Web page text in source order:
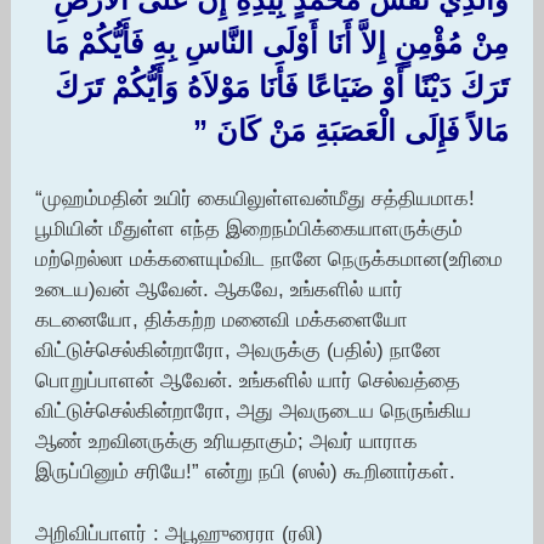
مِنْ مُؤْمِنٍ إِلاَّ أَنَا أَوْلَى النَّاسِ بِهِ فَأَيُّكُمْ مَا
تَرَكَ دَيْنًا أَوْ ضَيَاعًا فَأَنَا مَوْلاَهُ وَأَيُّكُمْ تَرَكَ
مَالاً فَإِلَى الْعَصَبَةِ مَنْ كَانَ ‏”‏ ‏
“முஹம்மதின் உயிர் கையிலுள்ளவன்மீது சத்தியமாக!
பூமியின் மீதுள்ள எந்த இறைநம்பிக்கையாளருக்கும்
மற்றெல்லா மக்களையும்விட நானே நெருக்கமான(உரிமை
உடைய)வன் ஆவேன். ஆகவே, உங்களில் யார்
கடனையோ, திக்கற்ற மனைவி மக்களையோ
விட்டுச்செல்கின்றாரோ, அவருக்கு (பதில்) நானே
பொறுப்பாளன் ஆவேன். உங்களில் யார் செல்வத்தை
விட்டுச்செல்கின்றாரோ, அது அவருடைய நெருங்கிய
ஆண் உறவினருக்கு உரியதாகும்; அவர் யாராக
இருப்பினும் சரியே!” என்று நபி (ஸல்) கூறினார்கள்.
அறிவிப்பாளர் : அபூஹுரைரா (ரலி)